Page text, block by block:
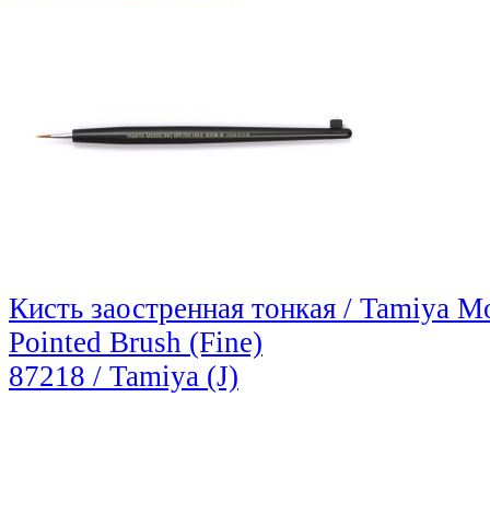
Кисть заостренная тонкая / Tamiya
Pointed Brush (Fine)
87218 / Tamiya (J)